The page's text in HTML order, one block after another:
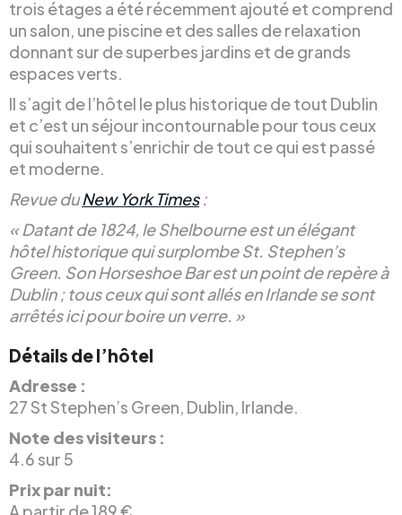
trois étages a été récemment ajouté et comprend
un salon, une piscine et des salles de relaxation
donnant sur de superbes jardins et de grands
espaces verts.
Il s’agit de l’hôtel le plus historique de tout Dublin
et c’est un séjour incontournable pour tous ceux
qui souhaitent s’enrichir de tout ce qui est passé
et moderne.
Revue duNew York Times:
« Datant de 1824, le Shelbourne est un élégant
hôtel historique qui surplombe St. Stephen’s
Green. Son Horseshoe Bar est un point de repère à
Dublin ; tous ceux qui sont allés en Irlande se sont
arrêtés ici pour boire un verre. »
Détails de l’hôtel
Adresse :
27 St Stephen’s Green, Dublin, Irlande.
Note des visiteurs :
4.6 sur 5
Prix par nuit: